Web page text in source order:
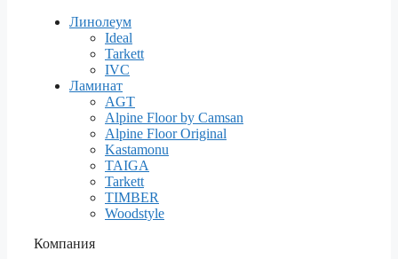
Линолеум
Ideal
Tarkett
IVC
Ламинат
AGT
Alpine Floor by Camsan
Alpine Floor Original
Kastamonu
TAIGA
Tarkett
TIMBER
Woodstyle
Компания